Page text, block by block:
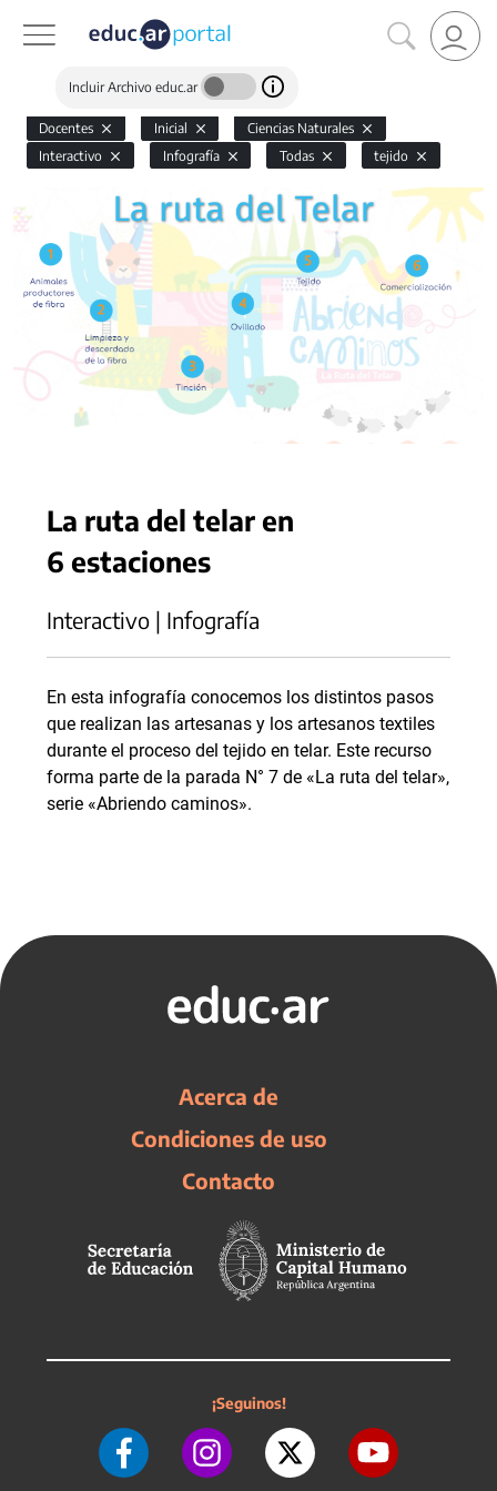
Incluir Archivo educ.ar
Docentes Inicial
Ciencias Naturales
Interactivo
Infografía Todas tejido
La ruta del telar en
6 estaciones
Interactivo | Infografía
En esta infografía conocemos los distintos pasos
que realizan las artesanas y los artesanos textiles
durante el proceso del tejido en telar. Este recurso
forma parte de la parada N° 7 de «La ruta del telar»,
serie «Abriendo caminos».
Acerca de
Condiciones de uso
Contacto
¡Seguinos!